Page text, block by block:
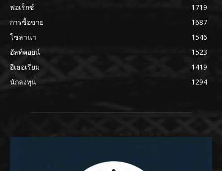
ฟอเร็กซ์
1719
การซื้อขาย
1687
โซลานา
1546
อัลท์คอยน์
1523
อีเธอเรียม
1419
นักลงทุน
1294